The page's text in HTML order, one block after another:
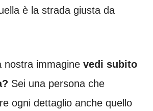
è la strada giusta da
nostra immagine vedi subito
Sei una persona che
ogni dettaglio anche quello